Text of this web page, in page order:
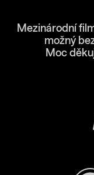
Mezinárodní
možný
Moc